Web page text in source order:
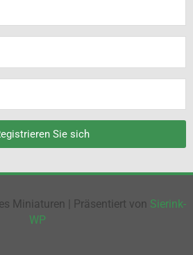
Sie sich
Miniaturen | Präsentiert von Sierink-
WP